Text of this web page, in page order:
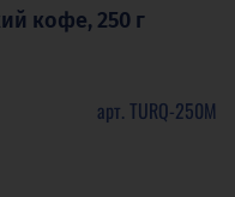
арт. TURQ-250M
кофе, 250 г